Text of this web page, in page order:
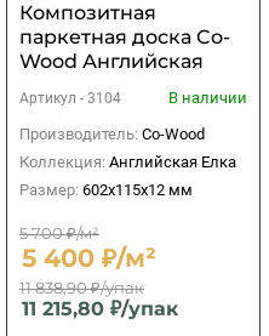
Композитная
паркетная доска Co-
Wood Английская
Артикул - 3104
В наличии
Производитель: Co-Wood
Коллекция: Английская Елка
Размер: 602x115x12 мм
5 700 ₽/м²
5 400 ₽/м²
11 838,90 ₽/упак
11 215,80 ₽/упак